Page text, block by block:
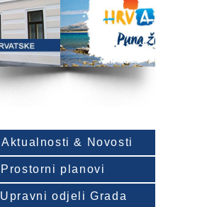
Aktualnosti & Novosti
Prostorni planovi
Upravni odjeli Grada